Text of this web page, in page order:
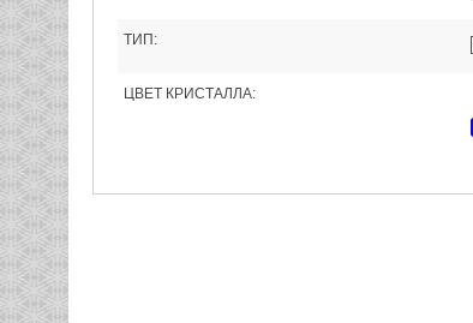
ТИП:
ЦВЕТ КРИСТАЛЛА: